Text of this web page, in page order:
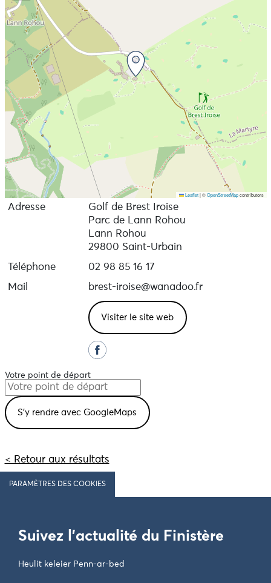
Leaflet |©OpenStreetMapcontributors
Adresse
Golf de Brest Iroise
Parc de Lann Rohou
Lann Rohou
29800 Saint-Urbain
Téléphone
02 98 85 16 17
Mail
brest-iroise@wanadoo.fr
Visiter le site web
Votre point de départ
< Retour aux résultats
PARAMÈTRES DES COOKIES
Suivez l'actualité du Finistère
Heulit keleier Penn-ar-bed